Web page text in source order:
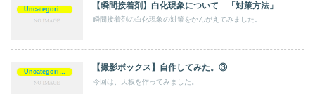
【瞬間接着剤】白化現象について 「対策方法」
瞬間接着剤の白化現象の対策をかんがえてみました。
【撮影ボックス】自作してみた。③
今回は、天板を作ってみました。